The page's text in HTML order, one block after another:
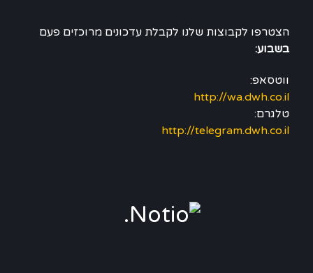
הצטרפו לקבוצות שלנו לקבלת עדכונים מרוכזים פעם
בשבוע:
ווטסאפ:
http://wa.dwh.co.il
טלגרם:
http://telegram.dwh.co.il